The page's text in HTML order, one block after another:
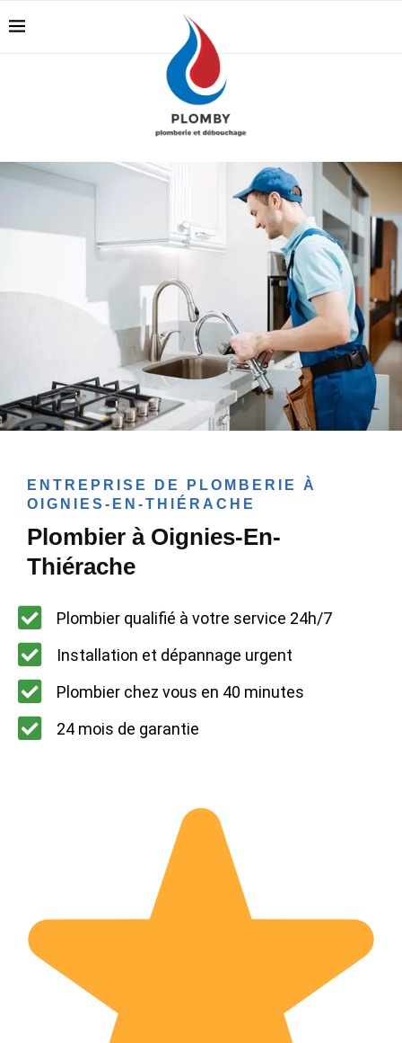
ENTREPRISE DE PLOMBERIE À
OIGNIES-EN-THIÉRACHE
Plombier à Oignies-En-
Thiérache
Plombier qualifié à votre service 24h/7
Installation et dépannage urgent
Plombier chez vous en 40 minutes
24 mois de garantie